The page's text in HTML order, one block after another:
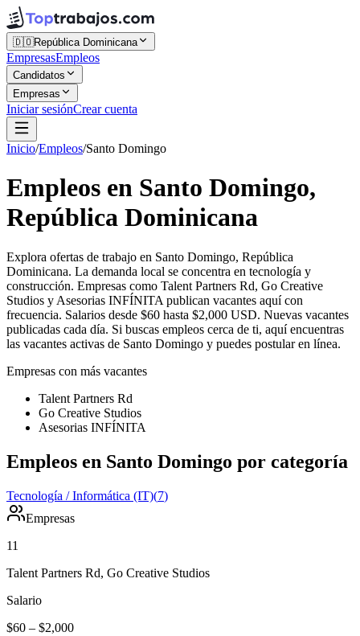
🇩🇴República Dominicana
EmpresasEmpleos
Candidatos
Empresas
Iniciar sesiónCrear cuenta
Inicio/Empleos/Santo Domingo
Empleos en Santo Domingo,
República Dominicana
Explora ofertas de trabajo en Santo Domingo, República
Dominicana. La demanda local se concentra en tecnología y
construcción. Empresas como Talent Partners Rd, Go Creative
Studios y Asesorias INFÍNITA publican vacantes aquí con
frecuencia. Salarios desde $60 hasta $2,000 USD. Nuevas vacantes
publicadas cada día. Si buscas empleos cerca de ti, aquí encuentras
las vacantes activas de Santo Domingo y puedes postular en línea.
Empresas con más vacantes
Talent Partners Rd
Go Creative Studios
Asesorias INFÍNITA
Empleos en Santo Domingo por categoría
Tecnología / Informática (IT)(7)
Empresas
11
Talent Partners Rd, Go Creative Studios
Salario
$60 – $2,000